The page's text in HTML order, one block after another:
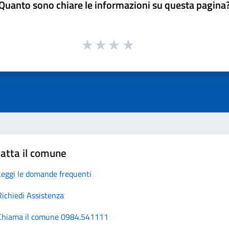
sono chiare le informazioni su questa
il comune
le domande frequenti
Assistenza
il comune 0984.541111